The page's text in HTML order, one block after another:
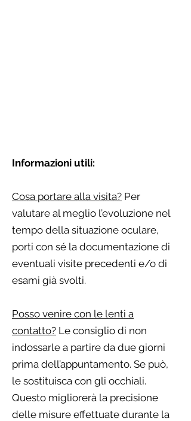
Informazioni utili:
Cosa portare alla visita? Per
valutare al meglio l’evoluzione nel
tempo della situazione oculare,
porti con sé la documentazione di
eventuali visite precedenti e/o di
esami già svolti.
Posso venire con le lenti a
contatto? Le consiglio di non
indossarle a partire da due giorni
prima dell’appuntamento. Se può,
le sostituisca con gli occhiali.
Questo migliorerà la precisione
delle misure effettuate durante la